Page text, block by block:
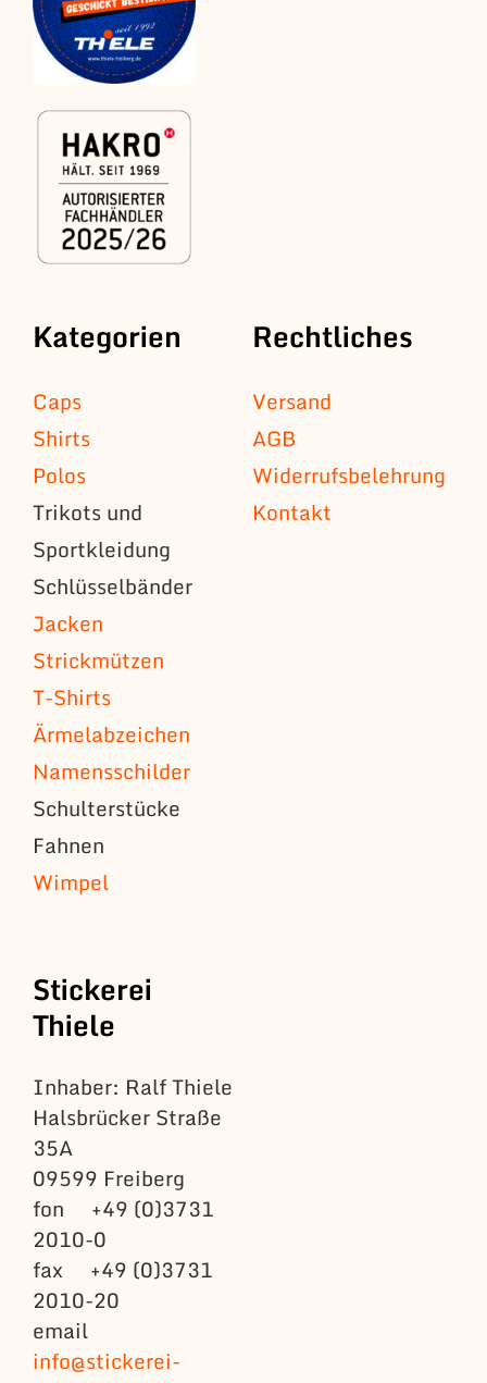
Kategorien
Caps
Shirts
Polos
Trikots und
Sportkleidung
Schlüsselbänder
Jacken
Strickmützen
T-Shirts
Ärmelabzeichen
Namensschilder
Schulterstücke
Fahnen
Wimpel
Rechtliches
Versand
AGB
Widerrufsbelehrung
Kontakt
Stickerei
Thiele
Inhaber: Ralf Thiele
Halsbrücker Straße
35A
09599 Freiberg
fon +49 (0)3731
2010-0
fax +49 (0)3731
2010-20
email
info@stickerei-